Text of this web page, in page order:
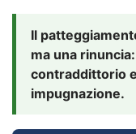
Il
ma una
contraddittorio
impugnazione.